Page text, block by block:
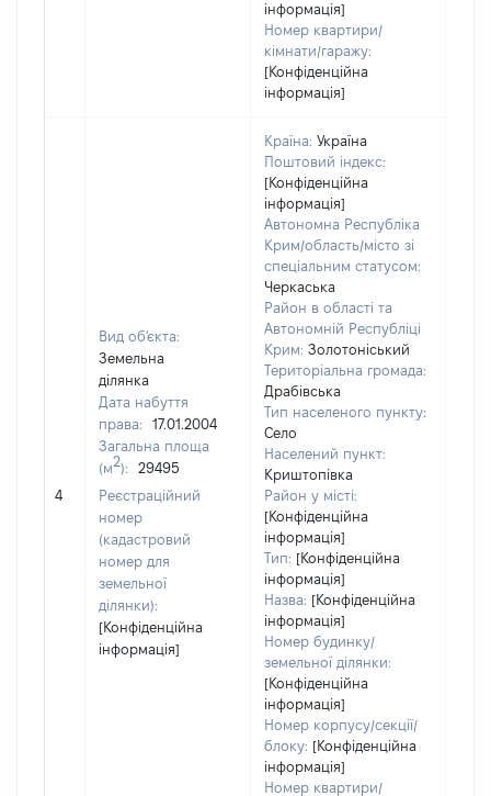
інформація]
Номер квартири/
кімнати/гаражу:
[Конфіденційна
інформація]
4
Вид об'єкта:
Земельна
ділянка
Дата набуття
права:
17.01.2004
Загальна площа
(м2):
29495
Реєстраційний
номер
(кадастровий
номер для
земельної
ділянки):
[Конфіденційна
інформація]
Країна: Україна
Поштовий індекс:
[Конфіденційна
інформація]
Автономна Республіка
Крим/область/місто зі
спеціальним статусом:
Черкаська
Район в області та
Автономній Республіці
Крим: Золотоніський
Територіальна громада:
Драбівська
Тип населеного пункту:
Село
Населений пункт:
Криштопівка
Район у місті:
[Конфіденційна
інформація]
Тип: [Конфіденційна
інформація]
Назва: [Конфіденційна
інформація]
Номер будинку/
земельної ділянки:
[Конфіденційна
інформація]
Номер корпусу/секції/
блоку: [Конфіденційна
інформація]
Номер квартири/